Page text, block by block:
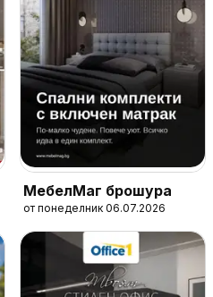
МебелМаг брошура
от понеделник 06.07.2026